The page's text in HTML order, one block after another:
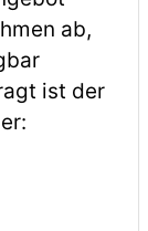
ab,
ist der